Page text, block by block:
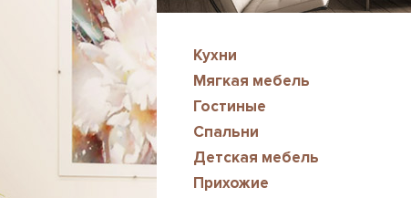
Кухни
Мягкая мебель
Гостиные
Спальни
Детская мебель
Прихожие